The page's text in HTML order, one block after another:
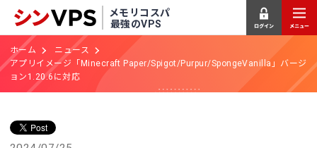
メモリコスパ
最強のVPS
ホーム
ニュース
アプリイメージ「Minecraft Paper/Spigot/Purpur/SpongeVanilla」バージ
ョン1.20.6に対応